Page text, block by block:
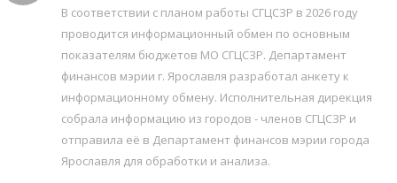
В соответствии с планом работы СГЦСЗР в 2026 году
проводится информационный обмен по основным
показателям бюджетов МО СГЦСЗР. Департамент
финансов мэрии г. Ярославля разработал анкету к
информационному обмену. Исполнительная дирекция
собрала информацию из городов - членов СГЦСЗР и
отправила её в Департамент финансов мэрии города
Ярославля для обработки и анализа.